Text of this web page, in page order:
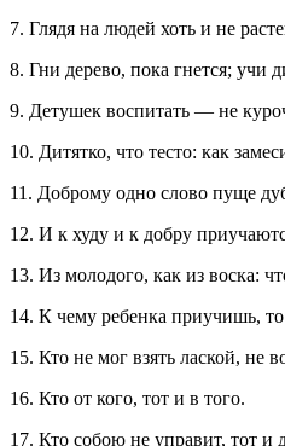
7. Глядя на людей хоть и не
8. Гни дерево, пока гнется; учи
9. Детушек воспитать — не
10. Дитятко, что тесто: как
11. Доброму одно слово пуще
12. И к худу и к добру
13. Из молодого, как из воска:
14. К чему ребенка приучишь,
15. Кто не мог взять лаской, не
16. Кто от кого, тот и в того.
17. Кто собою не управит, тот и